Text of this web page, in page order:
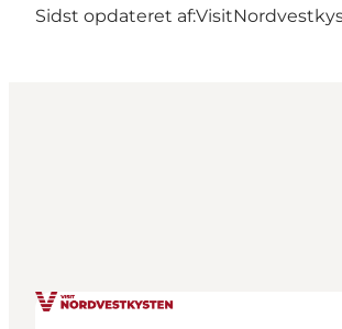
Sidst opdateret af: